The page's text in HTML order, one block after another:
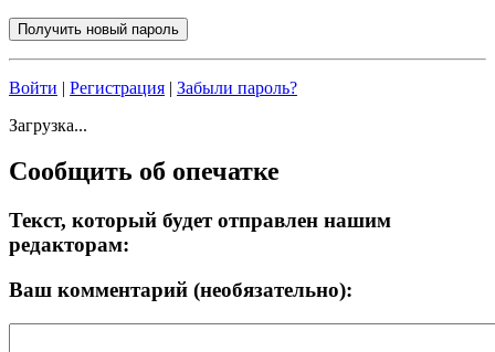
Войти | Регистрация | Забыли пароль?
Загрузка...
Сообщить об опечатке
Текст, который будет отправлен нашим
редакторам:
Ваш комментарий (необязательно):